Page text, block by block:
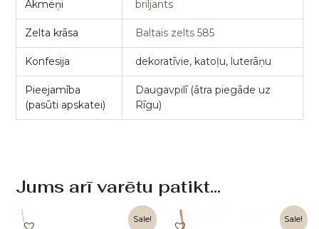
Akmeņi briljants
Zelta krāsa Baltais zelts 585
Konfesija dekoratīvie, katoļu, luterāņu
Pieejamība
(pasūti apskatei)
Daugavpilī (ātra piegāde uz
Rīgu)
Jums arī varētu patikt…
Sale!
Current
Sale!
Current